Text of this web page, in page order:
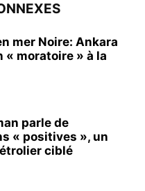
mer Noire: Ankara
« moratoire » à la
parle de
« positives », un
ciblé